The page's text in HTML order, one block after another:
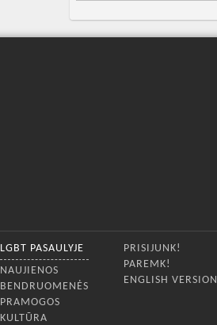
LGBT PASAULYJE
NAUJIENOS
BENDRUOMENĖS
PRAMOGOS
KULTŪRA
PRISIJUNK!
PAREMK!
ENGLISH VERSION